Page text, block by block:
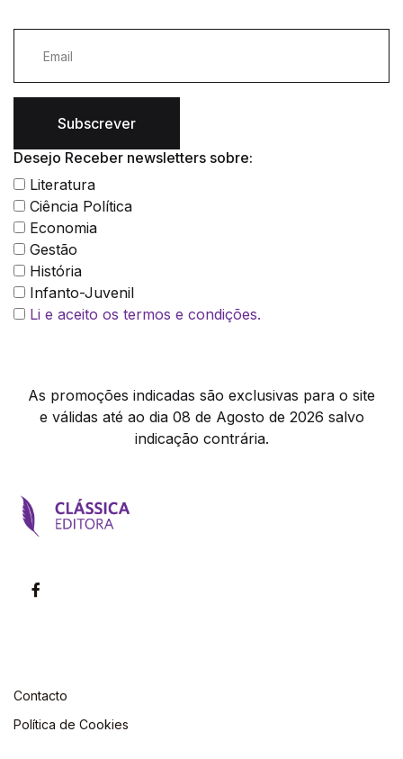
Subscrever
Desejo Receber newsletters sobre:
Literatura
Ciência Política
Economia
Gestão
História
Infanto-Juvenil
Li e aceito os termos e condições.
As promoções indicadas são exclusivas para o site
e válidas até ao dia 08 de Agosto de 2026 salvo
indicação contrária.
Contacto
Política de Cookies